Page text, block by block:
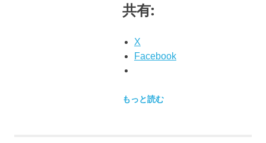
共有:
X
Facebook
もっと読む